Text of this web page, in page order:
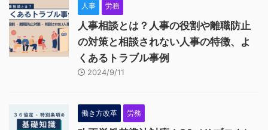
人事 労務
人事相談とは？人事の役割や離職防止
の対策と相談されない人事の特徴、よ
くあるトラブル事例
2024/9/11
働き方改革 労務